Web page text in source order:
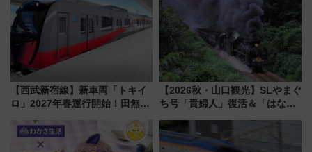
【西武新宿線】新車両「トキイ
ロ」2027年春運行開始！田無・
「第2弾」も
【2026秋・山口観光】SLやまぐ
ち号「貴婦人」復活＆「はなあ
注目観光列車まとめ きっぷの取
り方は？